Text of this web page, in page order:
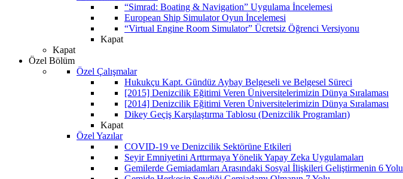
“Simrad: Boating & Navigation” Uygulama İncelemesi
European Ship Simulator Oyun İncelemesi
“Virtual Engine Room Simulator” Ücretsiz Öğrenci Versiyonu
Kapat
Kapat
Özel Bölüm
Özel Çalışmalar
Hukukçu Kapt. Gündüz Aybay Belgeseli ve Belgesel Süreci
[2015] Denizcilik Eğitimi Veren Üniversitelerimizin Dünya Sıralaması
[2014] Denizcilik Eğitimi Veren Üniversitelerimizin Dünya Sıralaması
Dikey Geçiş Karşılaştırma Tablosu (Denizcilik Programları)
Kapat
Özel Yazılar
COVID-19 ve Denizcilik Sektörüne Etkileri
Seyir Emniyetini Arttırmaya Yönelik Yapay Zeka Uygulamaları
Gemilerde Gemiadamları Arasındaki Sosyal İlişkileri Geliştirmenin 6 Yolu